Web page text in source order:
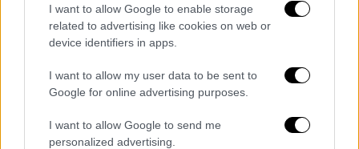
I want to allow Google to enable storage
related to advertising like cookies on web or
device identifiers in apps.
I want to allow my user data to be sent to
Google for online advertising purposes.
I want to allow Google to send me
personalized advertising.
Βροχές την Τετάρτη, χιόνια από την
Πέμπτη
Όπως προέβλεψε ο μετεωρολόγος Γιάννης
Καλλιάνος και δημοσίευσε στο Facebook,
άσπρη μέρα θα δούμε από την Πέμπτη.
Συγκεκριμένα, όπως αναφέρει, θα χιονίσει